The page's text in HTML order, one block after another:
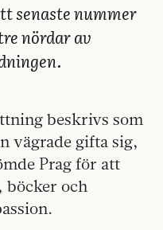
senaste nummer
nördar av
beskrivs som
vägrade gifta sig,
Prag för att
och